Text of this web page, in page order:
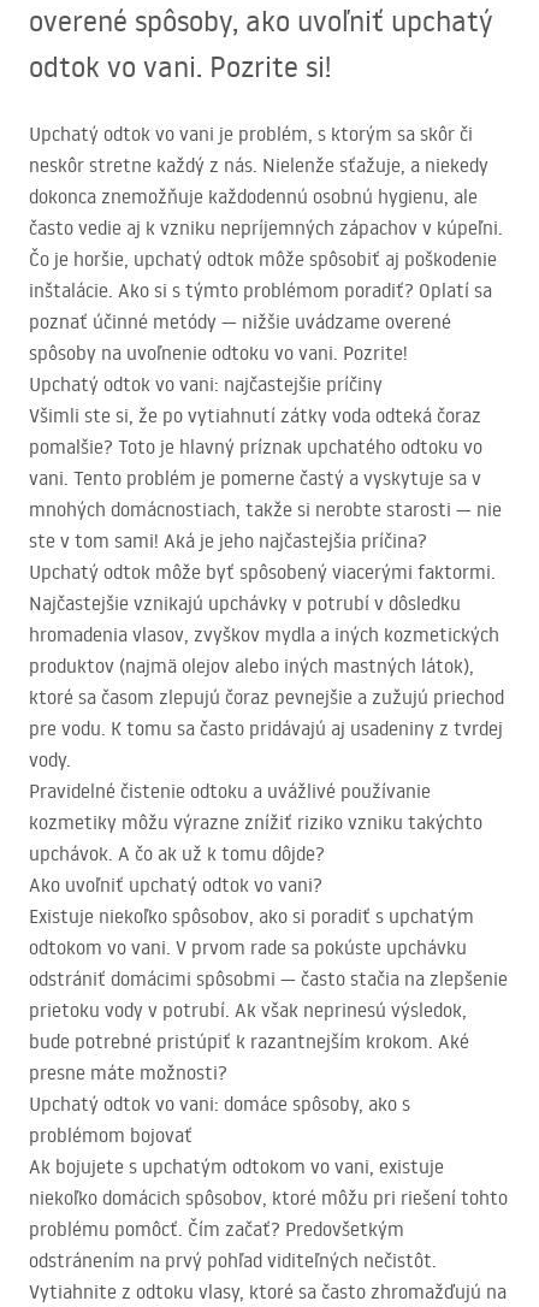
overené spôsoby, ako uvoľniť upchatý
odtok vo vani. Pozrite si!
Upchatý odtok vo vani je problém, s ktorým sa skôr či
neskôr stretne každý z nás. Nielenže sťažuje, a niekedy
dokonca znemožňuje každodennú osobnú hygienu, ale
často vedie aj k vzniku nepríjemných zápachov v kúpeľni.
Čo je horšie, upchatý odtok môže spôsobiť aj poškodenie
inštalácie. Ako si s týmto problémom poradiť? Oplatí sa
poznať účinné metódy — nižšie uvádzame overené
spôsoby na uvoľnenie odtoku vo vani. Pozrite!
Upchatý odtok vo vani: najčastejšie príčiny
Všimli ste si, že po vytiahnutí zátky voda odteká čoraz
pomalšie? Toto je hlavný príznak upchatého odtoku vo
vani. Tento problém je pomerne častý a vyskytuje sa v
mnohých domácnostiach, takže si nerobte starosti — nie
ste v tom sami! Aká je jeho najčastejšia príčina?
Upchatý odtok môže byť spôsobený viacerými faktormi.
Najčastejšie vznikajú upchávky v potrubí v dôsledku
hromadenia vlasov, zvyškov mydla a iných kozmetických
produktov (najmä olejov alebo iných mastných látok),
ktoré sa časom zlepujú čoraz pevnejšie a zužujú priechod
pre vodu. K tomu sa často pridávajú aj usadeniny z tvrdej
vody.
Pravidelné čistenie odtoku a uvážlivé používanie
kozmetiky môžu výrazne znížiť riziko vzniku takýchto
upchávok. A čo ak už k tomu dôjde?
Ako uvoľniť upchatý odtok vo vani?
Existuje niekoľko spôsobov, ako si poradiť s upchatým
odtokom vo vani. V prvom rade sa pokúste upchávku
odstrániť domácimi spôsobmi — často stačia na zlepšenie
prietoku vody v potrubí. Ak však neprinesú výsledok,
bude potrebné pristúpiť k razantnejším krokom. Aké
presne máte možnosti?
Upchatý odtok vo vani: domáce spôsoby, ako s
problémom bojovať
Ak bojujete s upchatým odtokom vo vani, existuje
niekoľko domácich spôsobov, ktoré môžu pri riešení tohto
problému pomôcť. Čím začať? Predovšetkým
odstránením na prvý pohľad viditeľných nečistôt.
Vytiahnite z odtoku vlasy, ktoré sa často zhromažďujú na